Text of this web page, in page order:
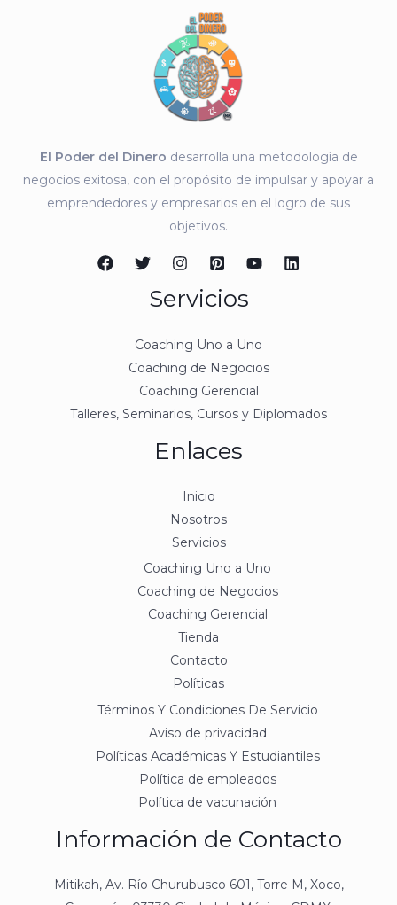
El Poder del Dinero desarrolla una metodología de
negocios exitosa, con el propósito de impulsar y apoyar a
emprendedores y empresarios en el logro de sus
objetivos.
Servicios
Coaching Uno a Uno
Coaching de Negocios
Coaching Gerencial
Talleres, Seminarios, Cursos y Diplomados
Enlaces
Inicio
Nosotros
Servicios
Coaching Uno a Uno
Coaching de Negocios
Coaching Gerencial
Tienda
Contacto
Políticas
Términos Y Condiciones De Servicio
Aviso de privacidad
Políticas Académicas Y Estudiantiles
Política de empleados
Política de vacunación
Información de Contacto
Mitikah, Av. Río Churubusco 601, Torre M, Xoco,